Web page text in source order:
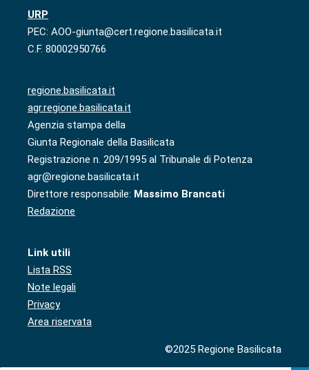
URP
PEC: AOO-giunta@cert.regione.basilicata.it
C.F. 80002950766
regione.basilicata.it
agr.regione.basilicata.it
Agenzia stampa della
Giunta Regionale della Basilicata
Registrazione n. 209/1995 al Tribunale di Potenza
agr@regione.basilicata.it
Direttore responsabile: Massimo Brancati
Redazione
Link utili
Lista RSS
Note legali
Privacy
Area riservata
©2025 Regione Basilicata